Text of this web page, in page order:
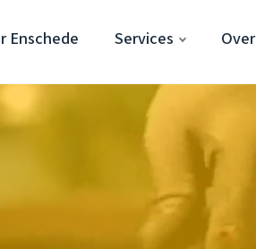
Enschede Services Over